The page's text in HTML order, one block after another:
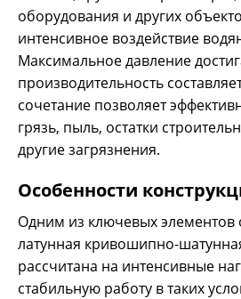
оборудования и других
интенсивное воздействие
Максимальное давление
производительность
сочетание позволяет
грязь, пыль, остатки
другие загрязнения.
Особенности
Одним из ключевых элементов
латунная кривошипно-
рассчитана на интенсивные
стабильную работу в таких